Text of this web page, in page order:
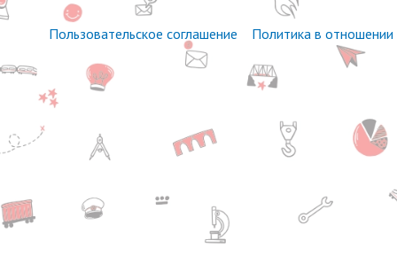
Пользовательское соглашение Политика в